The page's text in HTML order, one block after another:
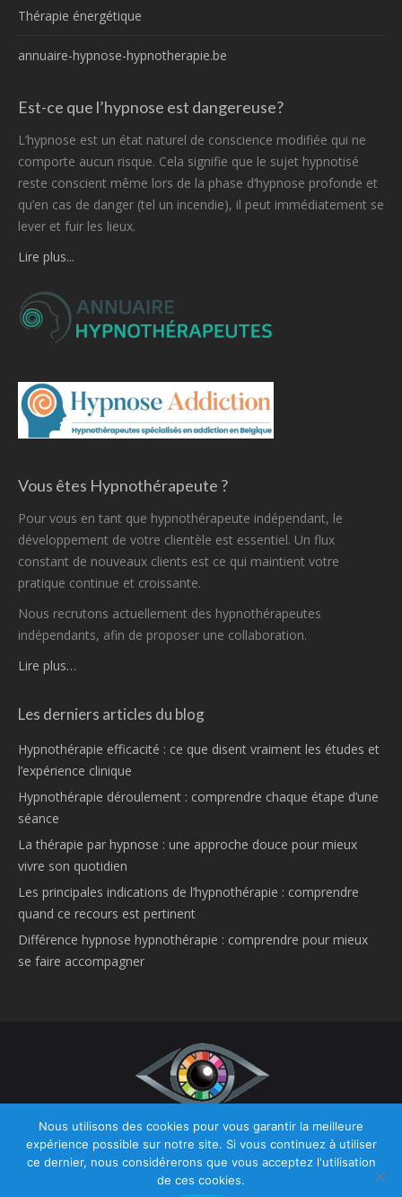
Thérapie énergétique
annuaire-hypnose-hypnotherapie.be
Est-ce que l’hypnose est dangereuse?
L’hypnose est un état naturel de conscience modifiée qui ne
comporte aucun risque. Cela signifie que le sujet hypnotisé
reste conscient même lors de la phase d’hypnose profonde et
qu’en cas de danger (tel un incendie), il peut immédiatement se
lever et fuir les lieux.
Lire plus...
Vous êtes Hypnothérapeute ?
Pour vous en tant que hypnothérapeute indépendant, le
développement de votre clientèle est essentiel. Un flux
constant de nouveaux clients est ce qui maintient votre
pratique continue et croissante.
Nous recrutons actuellement des hypnothérapeutes
indépendants, afin de proposer une collaboration.
Lire plus…
Les derniers articles du blog
Hypnothérapie efficacité : ce que disent vraiment les études et
l’expérience clinique
Hypnothérapie déroulement : comprendre chaque étape d’une
séance
La thérapie par hypnose : une approche douce pour mieux
vivre son quotidien
Les principales indications de l’hypnothérapie : comprendre
quand ce recours est pertinent
Différence hypnose hypnothérapie : comprendre pour mieux
se faire accompagner
Copyright © 2026Hypnose et Hypnothérapie Belgique. Tous droits
réservés.
Privium – Des services qui soutiennent vos soins. Pour psychologues,
psychotherapeutes et hypnotherapeutes.
Nous utilisons des cookies pour vous garantir la meilleure
expérience possible sur notre site. Si vous continuez à utiliser
ce dernier, nous considérerons que vous acceptez l'utilisation
de ces cookies.